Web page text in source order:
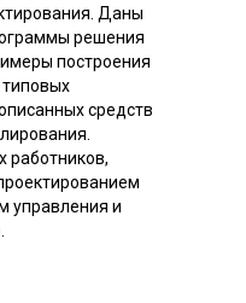
Даны
решения
построения
средств
работников,
управления и